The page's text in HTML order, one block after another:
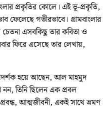
প্রকৃতির কোলে। এই ভূ-প্রকৃতি,
ফেলেছে গভীরভাবে। গ্রামবাংলার
চেতনা এসবকিছু তার কবিতা ও
ফিরে এসেছে তার লেখায়,
হয়ে আছেন, আল মাহমুদ
তিনি ছিলেন এক প্রবল
প্রবন্ধ, আত্মজীবনী, একই সাথে ভ্রমণ